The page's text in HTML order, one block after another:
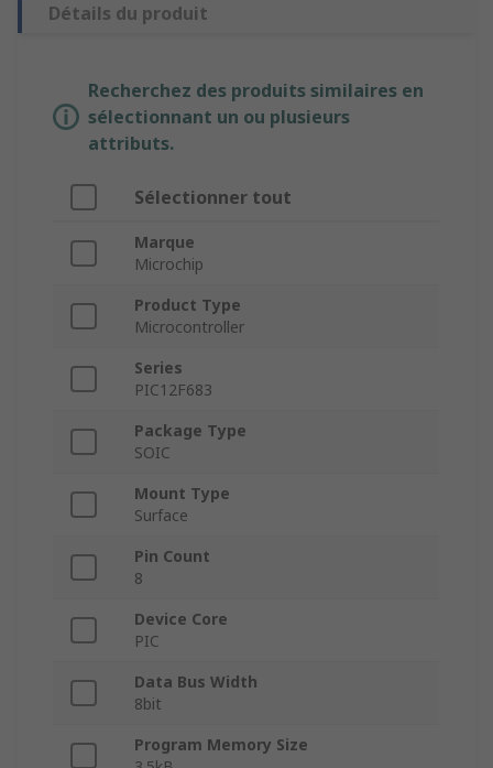
Détails du produit
Recherchez des produits similaires en
sélectionnant un ou plusieurs
attributs.
Sélectionner tout
Marque
Microchip
Product Type
Microcontroller
Series
PIC12F683
Package Type
SOIC
Mount Type
Surface
Pin Count
8
Device Core
PIC
Data Bus Width
8bit
Program Memory Size